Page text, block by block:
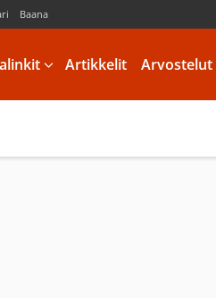
Baana
Artikkelit Arvostelut